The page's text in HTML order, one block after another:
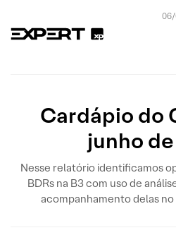
06/
Cardápio do
junho
Nesse relatório identificamos
BDRs na B3 com uso de
acompanhamento delas